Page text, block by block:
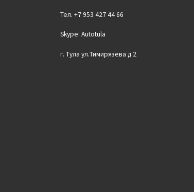
Тел. +7 953 427 44 66
Skype: Autotula
г. Тула ул.Тимирязева д.2